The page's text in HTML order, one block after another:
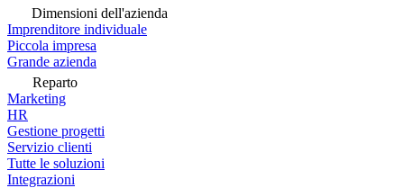
Dimensioni dell'azienda
Imprenditore individuale
Piccola impresa
Grande azienda
Reparto
Marketing
HR
Gestione progetti
Servizio clienti
Tutte le soluzioni
Integrazioni